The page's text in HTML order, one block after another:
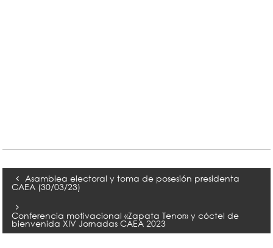
Navegación
de
entradas
Asamblea electoral y toma de posesión presidenta
CAEA (30/03/23)
Conferencia motivacional «Zapata Tenor» y cóctel de
bienvenida XIV Jornadas CAEA 2023